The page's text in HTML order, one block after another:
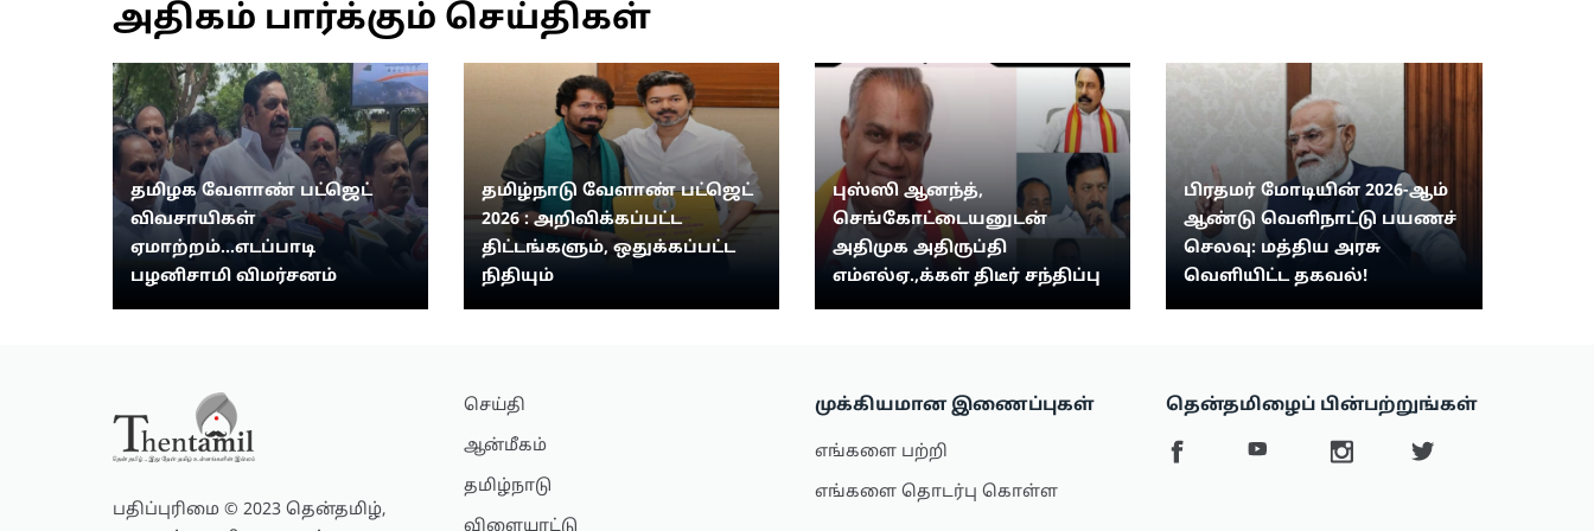
அதிகம் பார்க்கும் செய்திகள்
தமிழக வேளாண் பட்ஜெட்
விவசாயிகள்
ஏமாற்றம்...எடப்பாடி
பழனிசாமி விமர்சனம்
தமிழ்நாடு வேளாண் பட்ஜெட்
2026 : அறிவிக்கப்பட்ட
திட்டங்களும், ஒதுக்கப்பட்ட
நிதியும்
புஸ்ஸி ஆனந்த்,
செங்கோட்டையனுடன்
அதிமுக அதிருப்தி
எம்எல்ஏ.,க்கள் திடீர் சந்திப்பு
பிரதமர் மோடியின் 2026-ஆம்
ஆண்டு வெளிநாட்டு பயணச்
செலவு: மத்திய அரசு
வெளியிட்ட தகவல்!
பதிப்புரிமை © 2023 தென்தமிழ்,
செய்தி
ஆன்மீகம்
தமிழ்நாடு
முக்கியமான இணைப்புகள்
எங்களை பற்றி
எங்களை தொடர்பு கொள்ள
தென்தமிழைப் பின்பற்றுங்கள்